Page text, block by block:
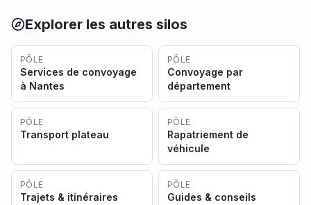
Explorer les autres silos
PÔLE
Services de convoyage
à Nantes
PÔLE
Convoyage par
département
PÔLE
Transport plateau
PÔLE
Rapatriement de
véhicule
PÔLE
Trajets & itinéraires
PÔLE
Guides & conseils